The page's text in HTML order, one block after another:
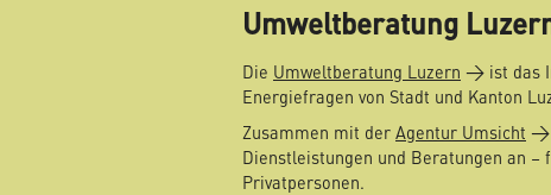
Umweltberatung
Die Umweltberatung Luzern
ist das
Energiefragen von Stadt und Kanton
Zusammen mit der Agentur Umsicht
Dienstleistungen und Beratungen an –
Privatpersonen.